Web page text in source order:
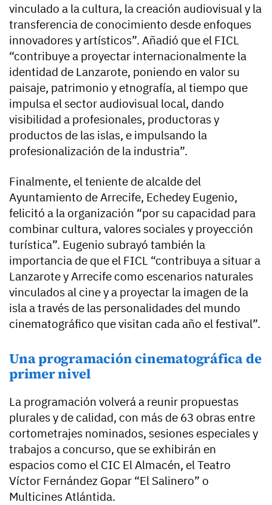
vinculado a la cultura, la creación audiovisual y la
transferencia de conocimiento desde enfoques
innovadores y artísticos”. Añadió que el FICL
“contribuye a proyectar internacionalmente la
identidad de Lanzarote, poniendo en valor su
paisaje, patrimonio y etnografía, al tiempo que
impulsa el sector audiovisual local, dando
visibilidad a profesionales, productoras y
productos de las islas, e impulsando la
profesionalización de la industria”.
Finalmente, el teniente de alcalde del
Ayuntamiento de Arrecife, Echedey Eugenio,
felicitó a la organización “por su capacidad para
combinar cultura, valores sociales y proyección
turística”. Eugenio subrayó también la
importancia de que el FICL “contribuya a situar a
Lanzarote y Arrecife como escenarios naturales
vinculados al cine y a proyectar la imagen de la
isla a través de las personalidades del mundo
cinematográfico que visitan cada año el festival”.
Una programación cinematográfica de
primer nivel
La programación volverá a reunir propuestas
plurales y de calidad, con más de 63 obras entre
cortometrajes nominados, sesiones especiales y
trabajos a concurso, que se exhibirán en
espacios como el CIC El Almacén, el Teatro
Víctor Fernández Gopar “El Salinero” o
Multicines Atlántida.